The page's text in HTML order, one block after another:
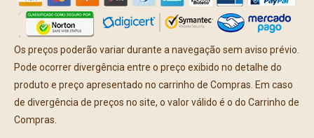
Os preços poderão variar durante a navegação sem aviso prévio.
Pode ocorrer divergência entre o preço exibido no detalhe do
produto e preço apresentado no carrinho de Compras. Em caso
de divergência de preços no site, o valor válido é o do Carrinho de
Compras.